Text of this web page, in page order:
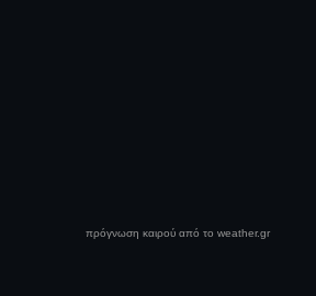
πρόγνωση καιρού από το weather.gr